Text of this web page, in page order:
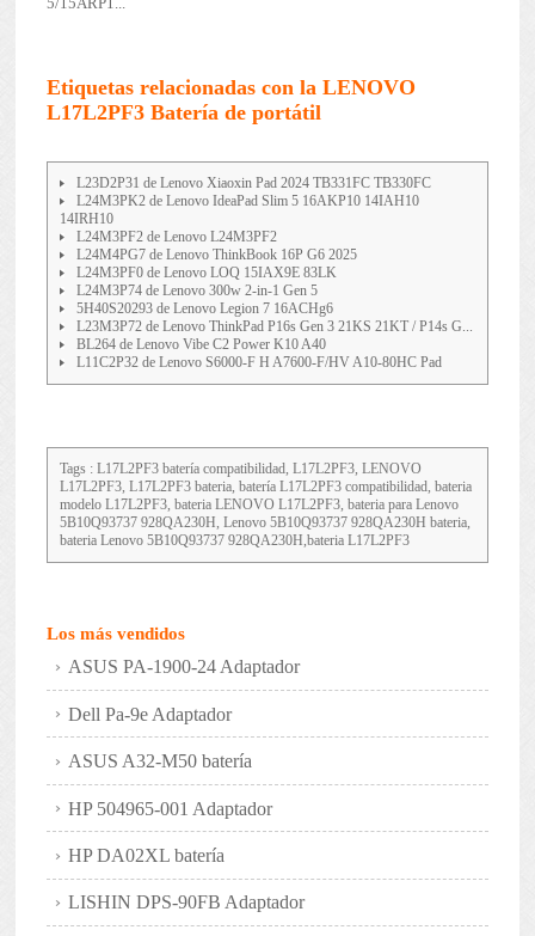
Etiquetas relacionadas con la LENOVO
L17L2PF3 Batería de portátil
L23D2P31 de Lenovo Xiaoxin Pad 2024 TB331FC TB330FC
L24M3PK2 de Lenovo IdeaPad Slim 5 16AKP10 14IAH10
14IRH10
L24M3PF2 de Lenovo L24M3PF2
L24M4PG7 de Lenovo ThinkBook 16P G6 2025
L24M3PF0 de Lenovo LOQ 15IAX9E 83LK
L24M3P74 de Lenovo 300w 2-in-1 Gen 5
5H40S20293 de Lenovo Legion 7 16ACHg6
L23M3P72 de Lenovo ThinkPad P16s Gen 3 21KS 21KT / P14s G...
BL264 de Lenovo Vibe C2 Power K10 A40
L11C2P32 de Lenovo S6000-F H A7600-F/HV A10-80HC Pad
Tags : L17L2PF3 batería compatibilidad, L17L2PF3, LENOVO
L17L2PF3, L17L2PF3 bateria, batería L17L2PF3 compatibilidad, bateria
modelo L17L2PF3, bateria LENOVO L17L2PF3, bateria para Lenovo
5B10Q93737 928QA230H, Lenovo 5B10Q93737 928QA230H bateria,
bateria Lenovo 5B10Q93737 928QA230H,bateria L17L2PF3
Los más vendidos
ASUS PA-1900-24 Adaptador
Dell Pa-9e Adaptador
ASUS A32-M50 batería
HP 504965-001 Adaptador
HP DA02XL batería
LISHIN DPS-90FB Adaptador